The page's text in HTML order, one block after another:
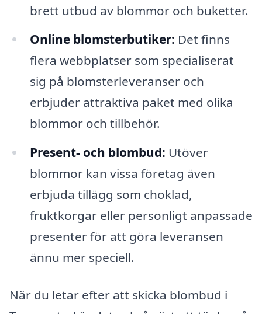
brett utbud av blommor och buketter.
Online blomsterbutiker: Det finns
flera webbplatser som specialiserat
sig på blomsterleveranser och
erbjuder attraktiva paket med olika
blommor och tillbehör.
Present- och blombud: Utöver
blommor kan vissa företag även
erbjuda tillägg som choklad,
fruktkorgar eller personligt anpassade
presenter för att göra leveransen
ännu mer speciell.
När du letar efter att skicka blombud i